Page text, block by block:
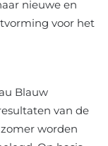
nieuwe en
voor het
Blauw
van de
worden